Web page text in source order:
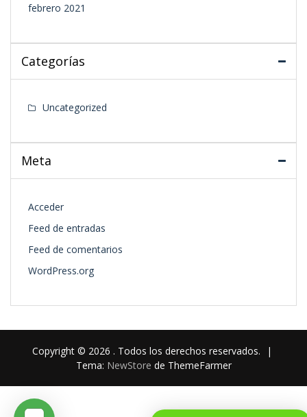
febrero 2021
Categorías
Uncategorized
Meta
Acceder
Feed de entradas
Feed de comentarios
WordPress.org
Copyright © 2026 . Todos los derechos reservados.
|
Tema: NewStore de ThemeFarmer